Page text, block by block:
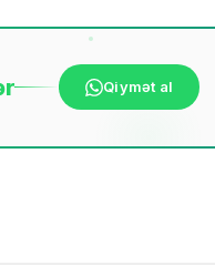
Qiymət al